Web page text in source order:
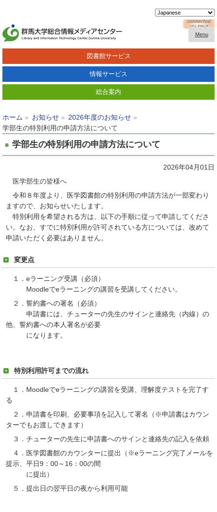
Menu
図書館サービス
情報サービス
総合案内
ホーム お知らせ
2026年度のお知らせ
学部生の特別利用の申請方法について
学部生の特別利用の申請方法について
2026年04月01日
医学部生の皆様へ
令和８年度より、医学図書館の特別利用の申請方法が一部変わり
ますので、お知らせいたします。
特別利用を希望される方は、以下の手順に従って申請してくださ
い。なお、すでに特別利用が許可されている方については、改めて
申請いただく必要はありません。
変更点
１．eラーニング受講（必須）
Moodleでeラーニングの講習を受講してください。
２．誓約書への署名（必須）
申請書には、チューターの先生のサインと連絡先（内線）の
他、誓約書への本人署名が必要
になります。
特別利用許可までの流れ
１． Moodleでeラーニングの講習を受講、理解度テストを完了す
る
２．申請書を印刷、必要事項を記入して署名（※申請書はカウン
ターでもお渡しできます）
３．チューターの先生に申請書へのサインと連絡先の記入を依頼
４．医学図書館のカウンターに提出（※eラーニング完了メールを
提示、平日9：00～16：00の間
に提出）
５．提出日の翌平日の夜から利用可能